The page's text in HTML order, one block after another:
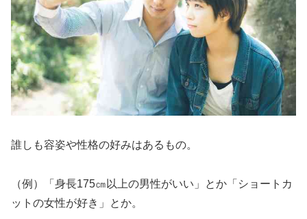
誰しも容姿や性格の好みはあるもの。
（例）「身長175㎝以上の男性がいい」とか「ショートカ
ットの女性が好き」とか。